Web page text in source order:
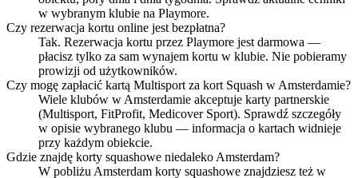
w wybranym klubie na Playmore.
Czy rezerwacja kortu online jest bezpłatna?
Tak. Rezerwacja kortu przez Playmore jest darmowa —
płacisz tylko za sam wynajem kortu w klubie. Nie pobieramy
prowizji od użytkowników.
Czy mogę zapłacić kartą Multisport za kort Squash w Amsterdamie?
Wiele klubów w Amsterdamie akceptuje karty partnerskie
(Multisport, FitProfit, Medicover Sport). Sprawdź szczegóły
w opisie wybranego klubu — informacja o kartach widnieje
przy każdym obiekcie.
Gdzie znajdę korty squashowe niedaleko Amsterdam?
W pobliżu Amsterdam korty squashowe znajdziesz też w